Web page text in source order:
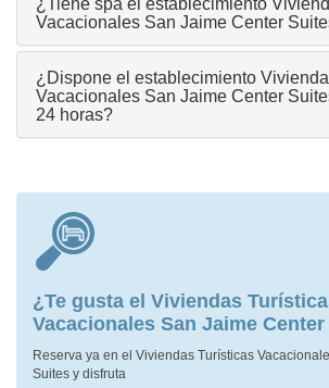
¿Tiene spa el establecimiento
Vacacionales San Jaime Center
¿Dispone el establecimiento
Vacacionales San Jaime Center
24 horas?
¿Te gusta el Viviendas
Vacacionales San Jaime
Reserva ya en el Viviendas Turísticas
Suites y disfruta